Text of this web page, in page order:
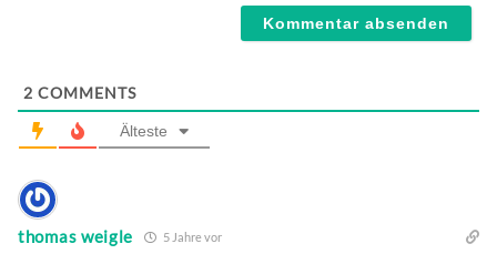
2 COMMENTS
Älteste
thomas weigle 5 Jahre vor